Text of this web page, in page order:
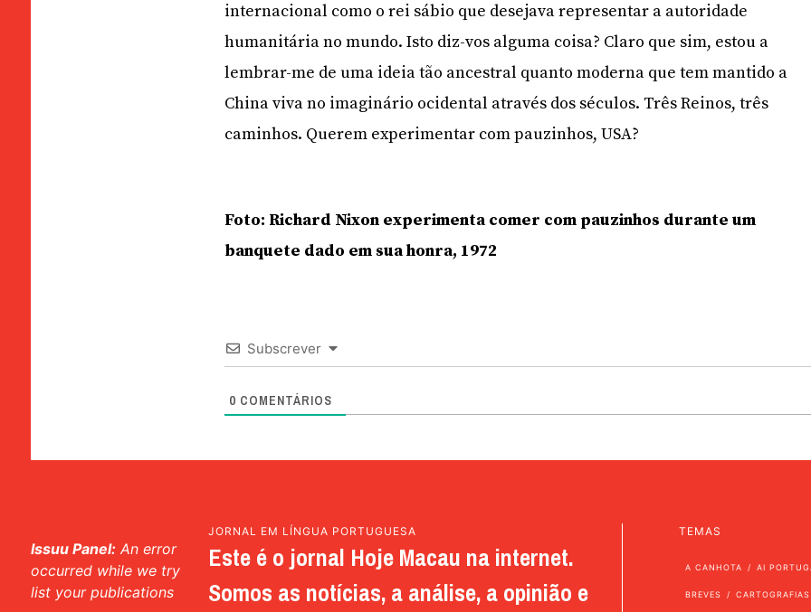
internacional como o rei sábio que desejava representar a autoridade
humanitária no mundo. Isto diz-vos alguma coisa? Claro que sim, estou a
lembrar-me de uma ideia tão ancestral quanto moderna que tem mantido a
China viva no imaginário ocidental através dos séculos. Três Reinos, três
caminhos. Querem experimentar com pauzinhos, USA?
Foto: Richard Nixon experimenta comer com pauzinhos durante um
banquete dado em sua honra, 1972
Subscrever
0 COMENTÁRIOS
Issuu Panel: An error
occurred while we try
list your publications
JORNAL EM LÍNGUA PORTUGUESA
Este é o jornal Hoje Macau na internet.
Somos as notícias, a análise, a opinião e
TEMAS
A CANHOTA AI
BREVES CARTOGRAFIAS